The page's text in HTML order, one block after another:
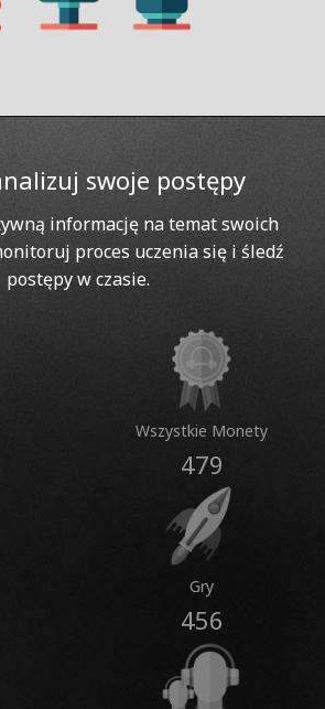
swoje postępy
informację na temat swoich
proces uczenia się i śledź
postępy w czasie.
Wszystkie Monety
479
Gry
456